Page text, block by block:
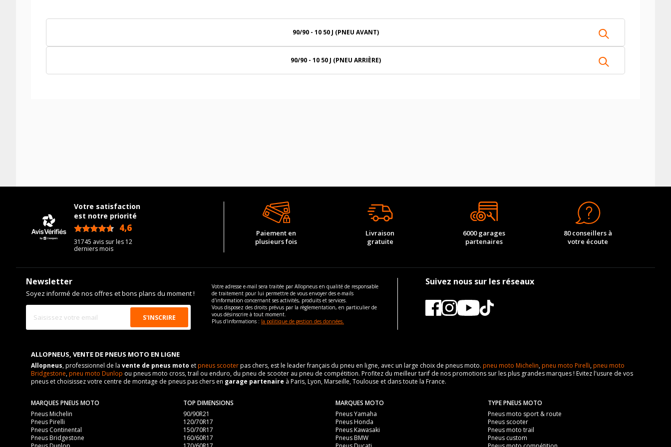
90/90 - 10 50 J (PNEU AVANT)
90/90 - 10 50 J (PNEU ARRIÈRE)
Votre satisfaction
est notre priorité
4,6
31745 avis sur les 12
derniers mois
Paiement en
plusieurs fois
Livraison
gratuite
6000 garages
partenaires
80 conseillers à
votre écoute
Newsletter
Soyez informé de nos offres et bons plans du moment !
Votre adresse e-mail sera traitée par Allopneus en qualité de responsable
de traitement pour lui permettre de vous envoyer des e-mails
d'information concernant ses activités, produits et services.
Vous disposez des droits prévus par la règlementation, en particulier de
vous désinscrire à tout moment.
Plus d'informations : la politique de gestion des données.
Suivez nous sur les réseaux
ALLOPNEUS, VENTE DE PNEUS MOTO EN LIGNE
Allopneus, professionnel de la vente de pneus moto etpneus scooterpas chers, est le leader français du pneu en ligne, avec un large choix de pneus moto. pneu moto Michelin,pneu moto Pirelli,pneu moto
Bridgestone,pneu moto Dunlop ou pneus moto cross, trail ou enduro, du pneu de scooter au pneu de compétition. Profitez du meilleur tarif de nos promotions sur les plus grandes marques ! Evitez l'usure de vos
pneus et choisissez votre centre de montage de pneus pas chers en garage partenaire à Paris, Lyon, Marseille, Toulouse et dans toute la France.
MARQUES PNEUS MOTO
Pneus Michelin
Pneus Pirelli
Pneus Continental
Pneus Bridgestone
TOP DIMENSIONS
90/90R21
120/70R17
150/70R17
160/60R17
MARQUES MOTO
Pneus Yamaha
Pneus Honda
Pneus Kawasaki
Pneus BMW
TYPE PNEUS MOTO
Pneus moto sport & route
Pneus scooter
Pneus moto trail
Pneus custom